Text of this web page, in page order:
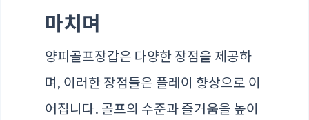
마치며
양피골프장갑은 다양한 장점을 제공하
며, 이러한 장점들은 플레이 향상으로 이
어집니다. 골프의 수준과 즐거움을 높이